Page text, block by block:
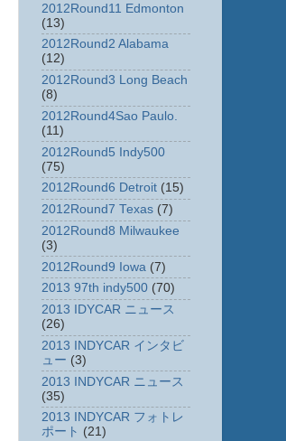
2012Round11 Edmonton
(13)
2012Round2 Alabama
(12)
2012Round3 Long Beach
(8)
2012Round4Sao Paulo.
(11)
2012Round5 Indy500
(75)
2012Round6 Detroit (15)
2012Round7 Texas (7)
2012Round8 Milwaukee
(3)
2012Round9 Iowa (7)
2013 97th indy500 (70)
2013 IDYCAR ニュース
(26)
2013 INDYCAR インタビ
ュー (3)
2013 INDYCAR ニュース
(35)
2013 INDYCAR フォトレ
ポート (21)